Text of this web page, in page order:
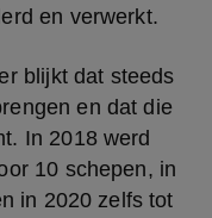
en verwerkt.
blijkt dat steeds
en dat die
In 2018 werd
10 schepen, in
in 2020 zelfs tot